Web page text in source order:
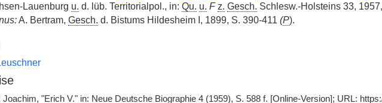
Lauenburg u. d. lüb. Territorialpol., in: Qu. u. F z. Gesch. Schlesw.-Holsteins 33, 1957,
A. Bertram, Gesch. d. Bistums Hildesheim I, 1899, S. 390-411 (P).
Joachim, "Erich V." in: Neue Deutsche Biographie 4 (1959), S. 588 f. [Online-Version]; URL: